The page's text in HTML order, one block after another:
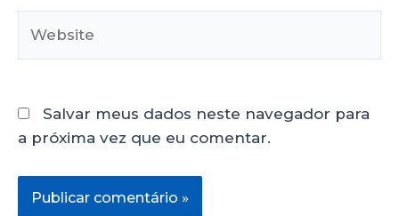
Salvar meus dados neste navegador para
a próxima vez que eu comentar.